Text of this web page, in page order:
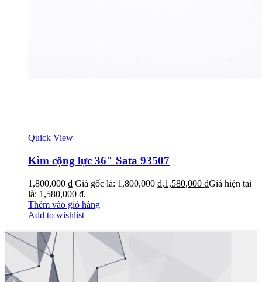
Quick View
Kìm cộng lực 36″ Sata 93507
1,800,000₫ Giá gốc là: 1,800,000 ₫.1,580,000 ₫Giá hiện tại
là: 1,580,000 ₫.
Thêm vào giỏ hàng
Add to wishlist